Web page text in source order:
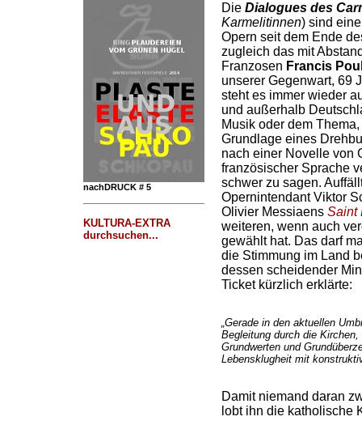
nachDRUCK # 5
KULTURA-EXTRA
durchsuchen...
Die Dialogues des
Karmelitinnen) sind
Opern seit dem Ende
zugleich das mit
Franzosen Francis
unserer Gegenwart, 69
steht es immer wieder
und außerhalb
Musik oder dem
Grundlage eines
nach einer Novelle von
französischer Sprache
schwer zu sagen.
Opernintendant Viktor
Olivier Messiaens Saint
weiteren, wenn auch
gewählt hat. Das darf
die Stimmung im Land
dessen scheidender
Ticket kürzlich erklärte:
„Gerade in den aktuellen
Begleitung durch die
Grundwerten und
Lebensklugheit mit
Damit niemand daran
lobt ihn die katholische